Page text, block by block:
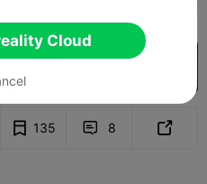
135  8 
Cloud